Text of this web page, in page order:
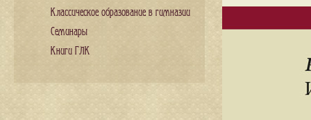
Классическое образование в гимназии
Семинары
Книги ГЛК